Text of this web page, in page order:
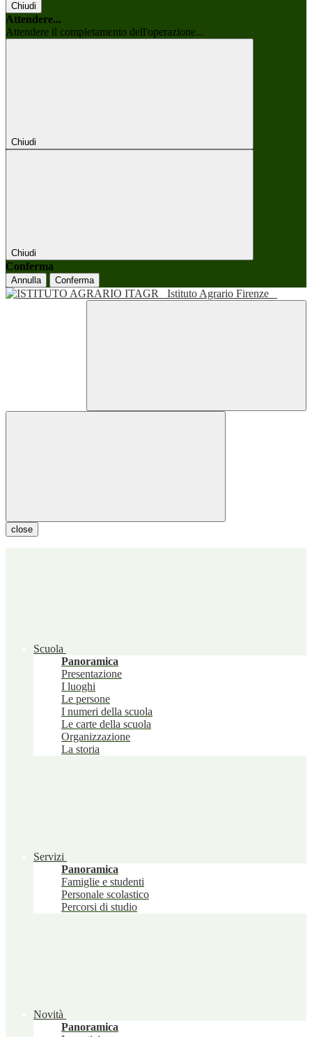
Chiudi
Attendere...
Attendere il completamento dell'operazione...
Chiudi
Chiudi
Conferma
Annulla Conferma
Istituto Agrario Firenze
close
Scuola
Panoramica
Presentazione
I luoghi
Le persone
I numeri della scuola
Le carte della scuola
Organizzazione
La storia
Servizi
Panoramica
Famiglie e studenti
Personale scolastico
Percorsi di studio
Novità
Panoramica